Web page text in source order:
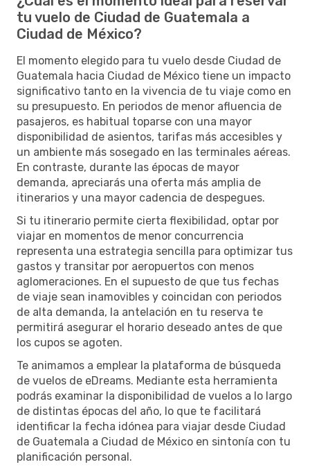
tu vuelo de Ciudad de Guatemala a
Ciudad de México?
El momento elegido para tu vuelo desde Ciudad de
Guatemala hacia Ciudad de México tiene un impacto
significativo tanto en la vivencia de tu viaje como en
su presupuesto. En periodos de menor afluencia de
pasajeros, es habitual toparse con una mayor
disponibilidad de asientos, tarifas más accesibles y
un ambiente más sosegado en las terminales aéreas.
En contraste, durante las épocas de mayor
demanda, apreciarás una oferta más amplia de
itinerarios y una mayor cadencia de despegues.
Si tu itinerario permite cierta flexibilidad, optar por
viajar en momentos de menor concurrencia
representa una estrategia sencilla para optimizar tus
gastos y transitar por aeropuertos con menos
aglomeraciones. En el supuesto de que tus fechas
de viaje sean inamovibles y coincidan con periodos
de alta demanda, la antelación en tu reserva te
permitirá asegurar el horario deseado antes de que
los cupos se agoten.
Te animamos a emplear la plataforma de búsqueda
de vuelos de eDreams. Mediante esta herramienta
podrás examinar la disponibilidad de vuelos a lo largo
de distintas épocas del año, lo que te facilitará
identificar la fecha idónea para viajar desde Ciudad
de Guatemala a Ciudad de México en sintonía con tu
planificación personal.